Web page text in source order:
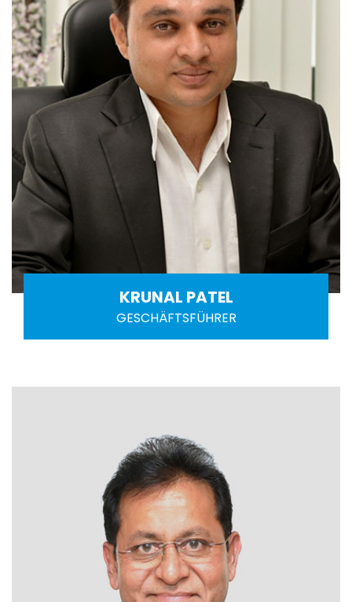
KRUNAL PATEL
GESCHÄFTSFÜHRER